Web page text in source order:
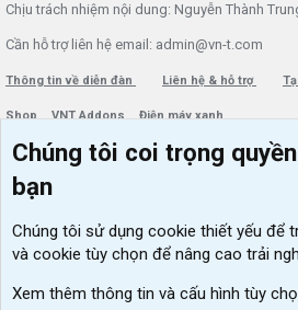
Chịu trách nhiệm nội dung: Nguyễn Thành
Cần hỗ trợ liên hệ email: admin@vn-t.com
Thông tin về diễn đàn Liên hệ & hỗ trợ
Shop VNT Addons Điện máy xanh
Menu thành viên
Đăng nhập
Diễn đàn
Kích hoạt
VIP add-ons
Khuyến mãi và
Chúng tôi coi trọng
bạn
Chúng tôi sử dụng cookie thiết yếu để
và cookie tùy chọn để nâng cao trải
Xem thêm thông tin và cấu hình tùy